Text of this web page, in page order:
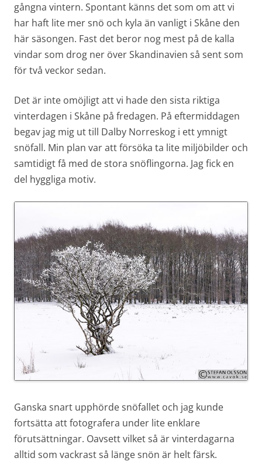
gångna vintern. Spontant känns det som om att vi
har haft lite mer snö och kyla än vanligt i Skåne den
här säsongen. Fast det beror nog mest på de kalla
vindar som drog ner över Skandinavien så sent som
för två veckor sedan.
Det är inte omöjligt att vi hade den sista riktiga
vinterdagen i Skåne på fredagen. På eftermiddagen
begav jag mig ut till Dalby Norreskog i ett ymnigt
snöfall. Min plan var att försöka ta lite miljöbilder och
samtidigt få med de stora snöflingorna. Jag fick en
del hyggliga motiv.
Ganska snart upphörde snöfallet och jag kunde
fortsätta att fotografera under lite enklare
förutsättningar. Oavsett vilket så är vinterdagarna
alltid som vackrast så länge snön är helt färsk.